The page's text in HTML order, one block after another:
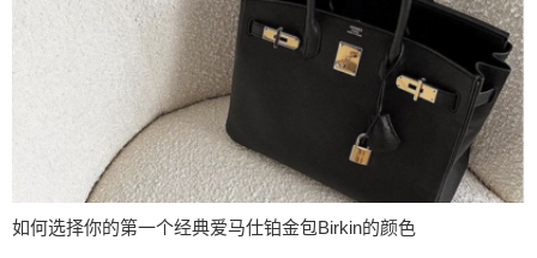
如何选择你的第一个经典爱马仕铂金包Birkin的颜色